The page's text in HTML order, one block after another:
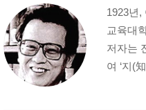
1923년,
교육대
저자는
여 ‘지(